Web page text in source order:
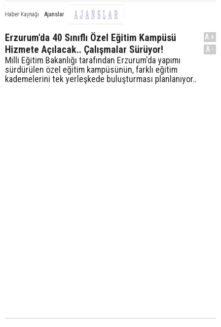
Haber Kaynağı Ajanslar
Erzurum'da 40 Sınıflı Özel Eğitim Kampüsü
Hizmete Açılacak.. Çalışmalar Sürüyor!
Milli Eğitim Bakanlığı tarafından Erzurum'da yapımı
sürdürülen özel eğitim kampüsünün, farklı eğitim
kademelerini tek yerleşkede buluşturması planlanıyor..
A+
A-